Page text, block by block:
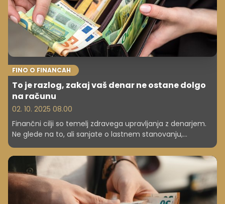
FINO O FINANCAH
To je razlog, zakaj vaš denar ne ostane dolgo
na računu
02. 10. 2025 08.00
Finančni cilji so temelj zdravega upravljanja z denarjem.
Ne glede na to, ali sanjate o lastnem stanovanju,
postavljanje ciljev prvi korak k finančni svobodi. A kako v
poplavi želja in potreb določiti, kaj je resnično
pomembno?